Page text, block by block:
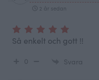
2 år sedan
Så enkelt och gott !!
0 Svara